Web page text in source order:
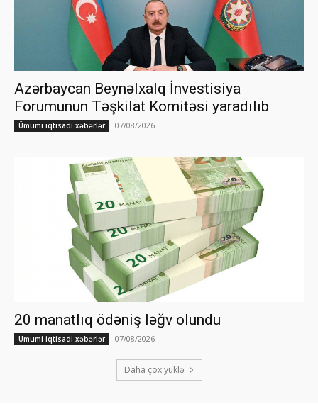
Azərbaycan Beynəlxalq İnvestisiya
Forumunun Təşkilat Komitəsi yaradılıb
Ümumi iqtisadi xəbərlər 07/08/2026
20 manatlıq ödəniş ləğv olundu
Ümumi iqtisadi xəbərlər 07/08/2026
Daha çox yüklə